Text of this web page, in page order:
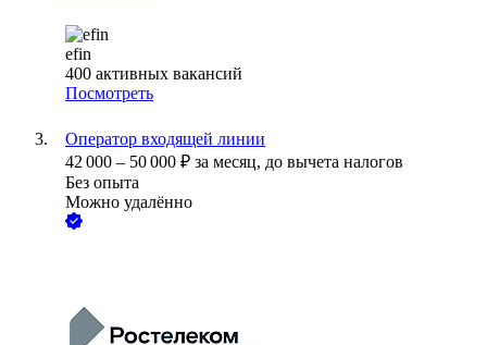
efin
400 активных вакансий
Посмотреть
Оператор входящей линии
42 000 – 50 000 ₽ за месяц, до вычета налогов
Без опыта
Можно удалённо